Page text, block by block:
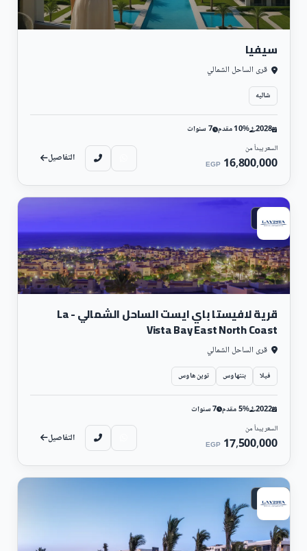
سيفيا
قرى الساحل الشمالي
شاليه
2028 10% مقدم 7 سنوات
السعر يبدأ من
16,800,000
EGP التفاصيل
ساحلي
قرية لافيستا باي ايست الساحل الشمالي - La
Vista Bay East North Coast
قرى الساحل الشمالي
فيلا بنتهاوس توين هاوس
2022 5% مقدم 7 سنوات
السعر يبدأ من
17,500,000
EGP التفاصيل
ساحلي